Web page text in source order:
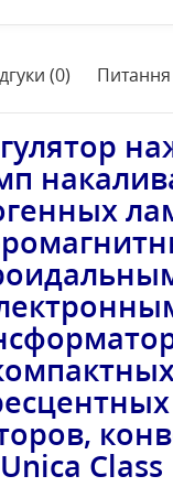
(0) Питання
Unica Class